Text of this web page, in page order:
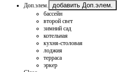
Доп.элем.
добавить Доп.элем.
бассейн
второй свет
зимний сад
котельная
кухня-столовая
лоджия
терраса
эркер